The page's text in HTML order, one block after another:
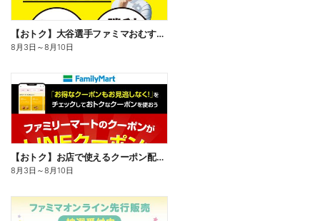
【おトク】大谷選手ファミマおむすび割
8月3日 ～8月10日
【おトク】お店で使えるクーポン配信中
8月3日 ～8月10日